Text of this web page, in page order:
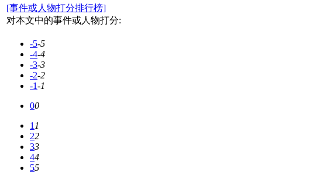
[事件或人物打分排行榜]
对本文中的事件或人物打分:
-5-5
-4-4
-3-3
-2-2
-1-1
00
11
22
33
44
55